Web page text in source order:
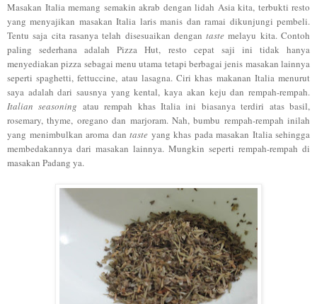
Masakan Italia memang semakin akrab dengan lidah Asia kita, terbukti resto
yang menyajikan masakan Italia laris manis dan ramai dikunjungi pembeli.
Tentu saja cita rasanya telah disesuaikan dengantaste melayu kita. Contoh
paling sederhana adalah Pizza Hut, resto cepat saji ini tidak hanya
menyediakan pizza sebagai menu utama tetapi berbagai jenis masakan lainnya
seperti spaghetti, fettuccine, atau lasagna. Ciri khas makanan Italia menurut
saya adalah dari sausnya yang kental, kaya akan keju dan rempah-rempah.
Italian seasoning atau rempah khas Italia ini biasanya terdiri atas basil,
rosemary, thyme, oregano dan marjoram. Nah, bumbu rempah-rempah inilah
yang menimbulkan aroma dan taste yang khas pada masakan Italia sehingga
membedakannya dari masakan lainnya. Mungkin seperti rempah-rempah di
masakan Padang ya.